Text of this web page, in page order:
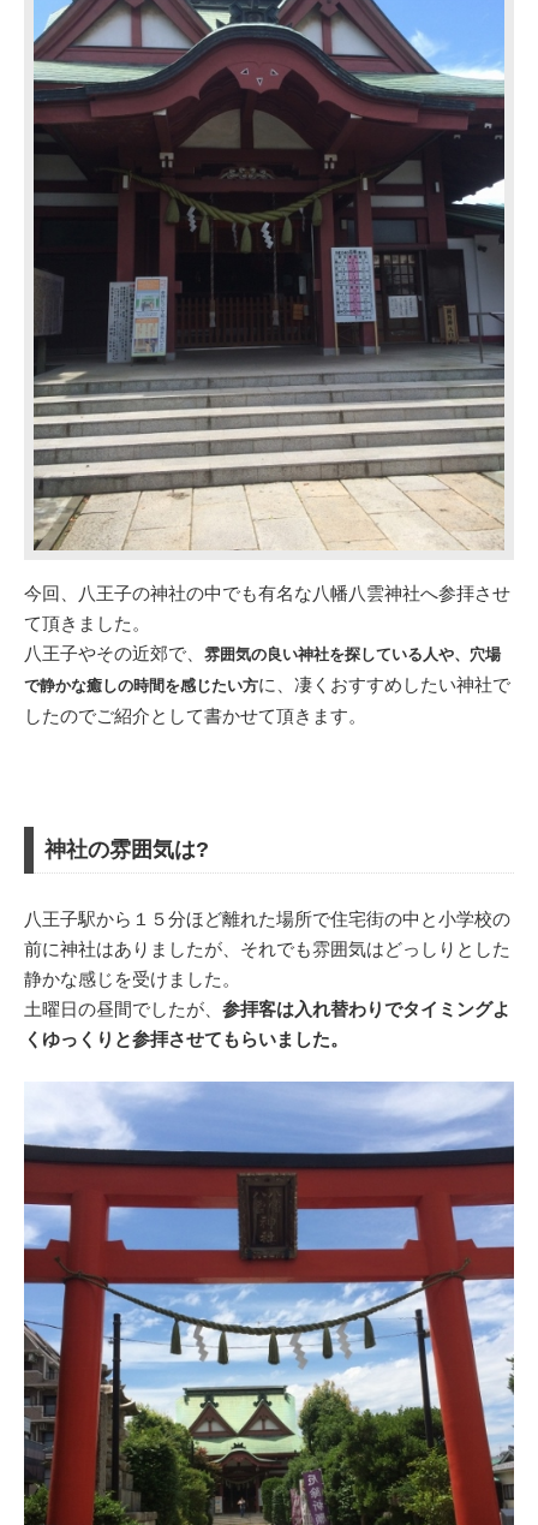
今回、八王子の神社の中でも有名な八幡八雲神社へ参拝させ
て頂きました。
八王子やその近郊で、 雰囲気の良い神社を探している人や、穴場
で静かな癒しの時間を感じたい方に、凄くおすすめしたい神社で
したのでご紹介として書かせて頂きます。
神社の雰囲気は?
八王子駅から１５分ほど離れた場所で住宅街の中と小学校の
前に神社はありましたが、それでも雰囲気はどっしりとした
静かな感じを受けました。
土曜日の昼間でしたが、 参拝客は入れ替わりでタイミングよ
くゆっくりと参拝させてもらいました。